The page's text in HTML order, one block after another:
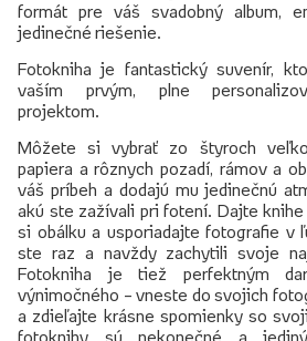
formát pre váš svadobný album,
jedinečné riešenie.
Fotokniha je fantastický suvenír,
vaším prvým, plne
projektom.
Môžete si vybrať zo štyroch
papiera a rôznych pozadí, rámov a
váš príbeh a dodajú mu jedinečnú
akú ste zažívali pri fotení. Dajte
si obálku a usporiadajte fotografie v
ste raz a navždy zachytili svoje
Fotokniha je tiež perfektným
výnimočného – vneste do svojich
a zdieľajte krásne spomienky so
fotoknihy sú nekonečné a